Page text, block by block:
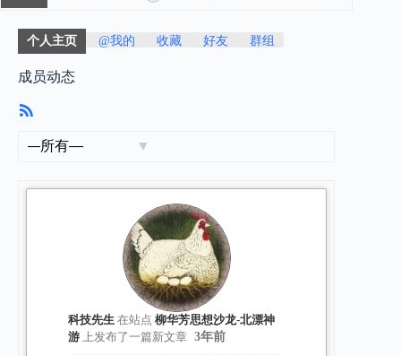
个人主页 @我的 收藏 好友 群组
成员动态
阅
科技先生 在站点柳华芳思想沙龙-北漂神
游 上发布了一篇新文章 3年前